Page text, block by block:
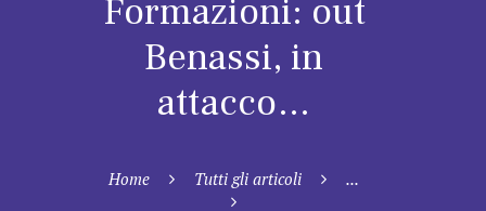
Formazioni: out
Benassi, in
attacco…
Home Tutti gli articoli ...